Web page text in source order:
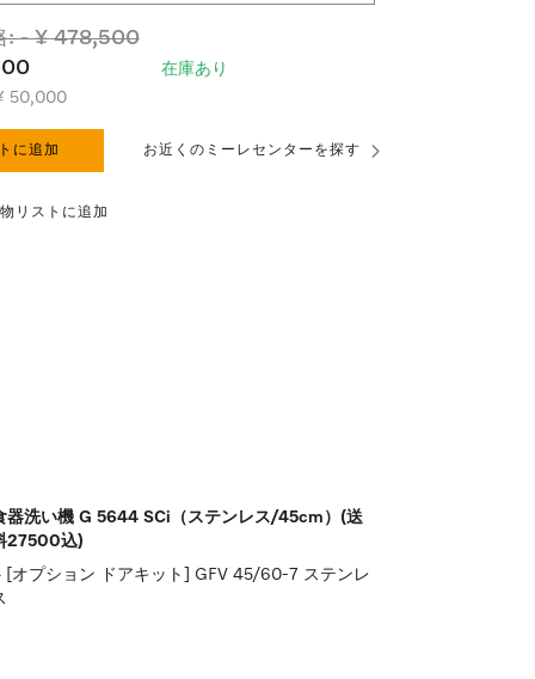
: - ¥ 478,500
在庫あり
50,000
に追加 お近くのミーレセンターを探す
リストに追加
器洗い機 G 5644 SCi（ステンレス/45cm）(送
27500込)
[オプション ドアキット] GFV 45/60-7 ステンレ